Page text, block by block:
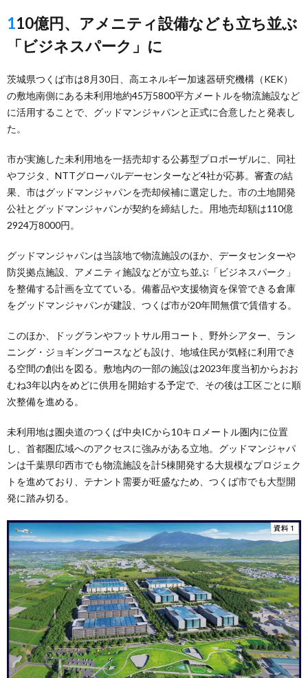
110億円、アメニティ設備なども立ち並ぶ
「ビジネスパーク」に
茨城県つくば市は8月30日、高エネルギー加速器研究機構（KEK）
の敷地南側にある未利用地約45万5800平方メートルを物流施設など
に活用することで、グッドマンジャパンと正式に合意したと発表し
た。
市が実施した未利用地を一括売却する公募型プロポーザルに、同社
やフジタ、NTTグローバルデーセンターなど4社が応募。審査の結
果、市はグッドマンジャパンを売却候補に選定した。市の土地開発
公社とグッドマンジャパンが契約を締結した。用地売却額は110億
2924万8000円。
グッドマンジャパンは当該地で物流施設のほか、データセンターや
防災拠点施設、アメニティ施設などが立ち並ぶ「ビジネスパーク」
を整備する計画を立てている。備蓄品や支援物資を保管できる倉庫
をグッドマンジャパンが建設、つくば市が20年間無償で賃借する。
このほか、ドッグランやフットサル用コート、野外シアター、ラン
ニング・ジョギングコースなども設け、地域住民が気軽に利用でき
る空間の創出を図る。敷地内の一部の施設は2023年度当初からおお
むね3年以内をめどに供用を開始する予定で、その後は工区ごとに順
次整備を進める。
未利用地は圏央道のつくば中央ICから10キロメートル圏内に位置
し、首都圏広域へのアクセスに強みがある立地。グッドマンジャパ
ンは千葉県印西市でも物流施設を計5棟開発する大規模なプロジェク
トを進めており、テナント需要が旺盛なため、つくば市でも大型開
発に踏み切る。